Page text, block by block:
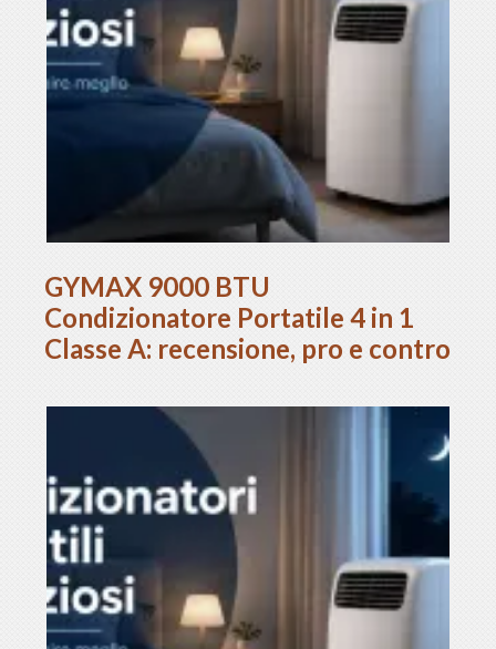
GYMAX 9000 BTU
Condizionatore Portatile 4 in 1
Classe A: recensione, pro e contro